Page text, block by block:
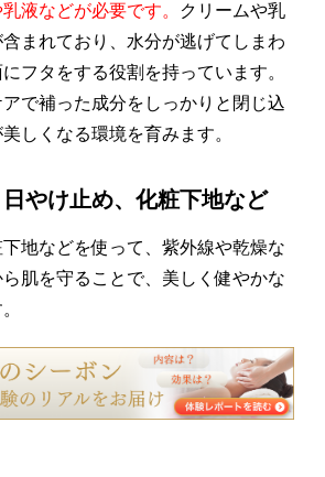
液などが必要です。
クリームや乳
まれており、水分が逃げてしまわ
フタをする役割を持っています。
で補った成分をしっかりと閉じ込
しくなる環境を育みます。
やけ止め、化粧下地など
地などを使って、紫外線や乾燥な
肌を守ることで、美しく健やかな